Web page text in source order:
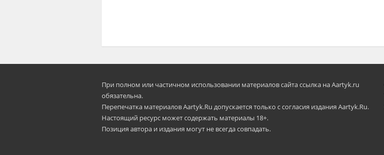
При полном или частичном использовании материалов сайта ссылка на Aartyk.ru
oбязательна.
Перепечатка материалов Aartyk.Ru допускается только с согласия издания Aartyk.Ru.
Настоящий ресурс может содержать материалы 18+.
Позиция автора и издания могут не всегда совпадать.